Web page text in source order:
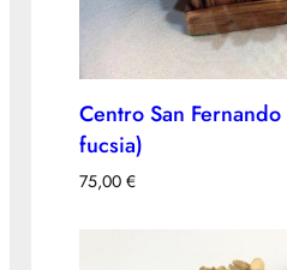
Centro San
fucsia)
75,00 €